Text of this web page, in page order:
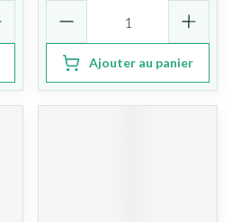
Ajouter au panier